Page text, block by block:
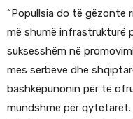
“Popullsia do të gëzonte
më shumë infrastrukturë
suksesshëm në
mes serbëve dhe
bashkëpunonin për të
mundshme për